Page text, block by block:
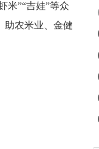
米”“吉娃”等众
助农米业、金健